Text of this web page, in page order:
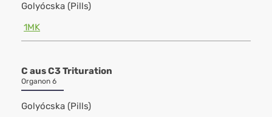
Golyócska (Pills)
1MK
C aus C3 Trituration
Organon 6
Golyócska (Pills)